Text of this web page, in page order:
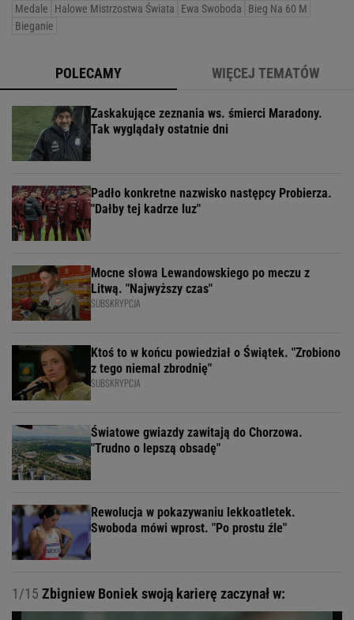
Medale Halowe Mistrzostwa Świata Ewa Swoboda
Bieg Na 60 M
Bieganie
POLECAMY WIĘCEJ TEMATÓW
Zaskakujące zeznania ws. śmierci Maradony.
Tak wyglądały ostatnie dni
Padło konkretne nazwisko następcy Probierza.
"Dałby tej kadrze luz"
Mocne słowa Lewandowskiego po meczu z
Litwą. "Najwyższy czas"
SUBSKRYPCJA
Ktoś to w końcu powiedział o Świątek. "Zrobiono
z tego niemal zbrodnię"
SUBSKRYPCJA
Światowe gwiazdy zawitają do Chorzowa.
"Trudno o lepszą obsadę"
Rewolucja w pokazywaniu lekkoatletek.
Swoboda mówi wprost. "Po prostu źle"
1/15 Zbigniew Boniek swoją karierę zaczynał w: